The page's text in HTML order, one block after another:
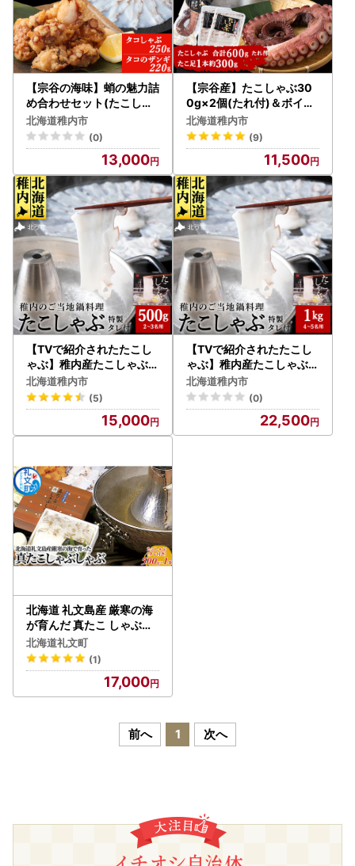
【宗谷の海味】蛸の魅力詰
め合わせセット(たこしゃ
ぶ たこザンギ)【配送不可
地域：離島・沖縄県】
北海道稚内市
(0)
13,000
【宗谷産】たこしゃぶ30
0g×2個(たれ付)＆ボイル
たこ足1本(約300g)セッ
ト【配送不可地域：離島・
沖縄県】
北海道稚内市
(9)
11,500
【TVで紹介されたたこし
ゃぶ】稚内産たこしゃぶ(
特製タレ付き)2～3名用【
配送不可地域：離島・沖縄
県】
北海道稚内市
(5)
15,000
【TVで紹介されたたこし
ゃぶ】稚内産たこしゃぶ5
00g特製タレ付+たこスラ
イスパック500g4～5名【
配送不可地域：離島・沖縄
北海道稚内市
(0)
22,500
北海道 礼文島産 厳寒の海
が育んだ 真たこ しゃぶし
ゃぶ 500g (特製タレ付)［
株式会社やまじょう］【
タコ たこ 蛸 真タコ たこし
ゃぶ スライス 海鮮 鍋 なべ
しゃぶしゃぶ 北海道産 】
北海道礼文町
(1)
17,000
前へ 1 次へ